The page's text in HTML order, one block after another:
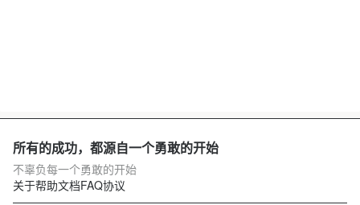
所有的成功，都源自一个勇敢的开始
不辜负每一个勇敢的开始
关于帮助文档FAQ协议